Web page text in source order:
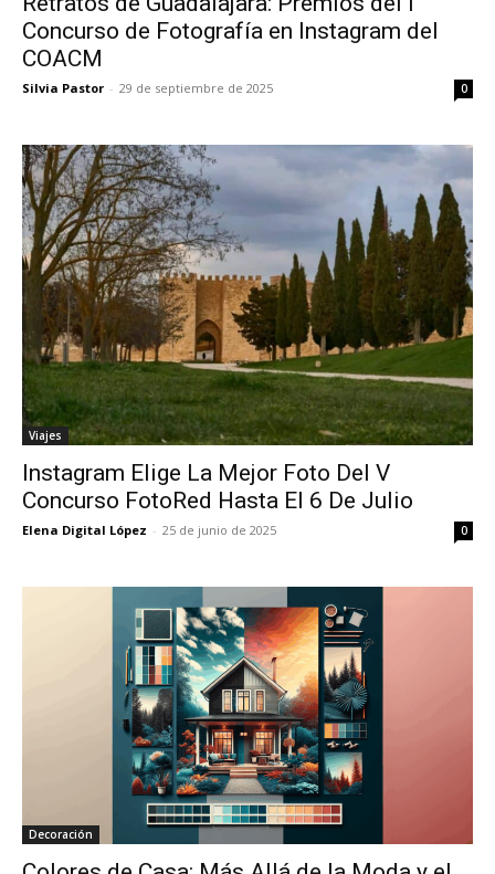
Concurso de Fotografía en Instagram del
COACM
Silvia Pastor - 29 de septiembre de 2025 0
Viajes
Instagram Elige La Mejor Foto Del V
Concurso FotoRed Hasta El 6 De Julio
Elena Digital López - 25 de junio de 2025 0
Decoración